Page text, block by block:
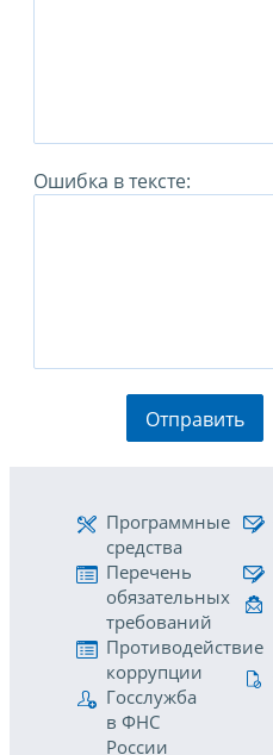
Ошибка в тексте:
Отправить
Программные
средства
Перечень
обязательных
требований
Противодействие
коррупции
Госслужба
в ФНС
России